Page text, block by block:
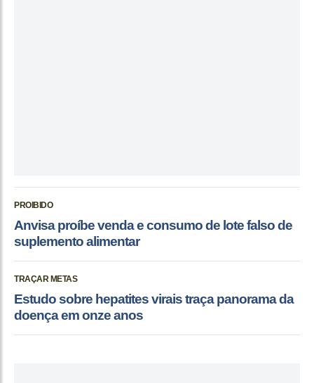
PROIBIDO
Anvisa proíbe venda e consumo de lote falso de
suplemento alimentar
TRAÇAR METAS
Estudo sobre hepatites virais traça panorama da
doença em onze anos